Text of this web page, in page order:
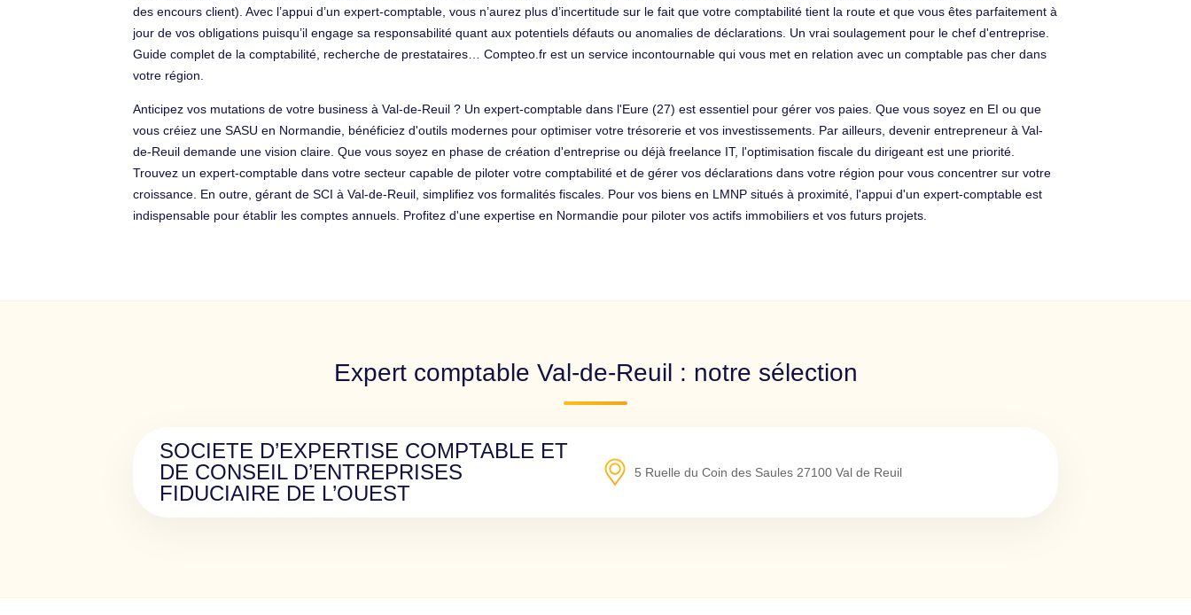
des encours client). Avec l’appui d’un expert-comptable, vous n’aurez plus d’incertitude sur le fait que votre comptabilité tient la route et que vous êtes parfaitement à
jour de vos obligations puisqu’il engage sa responsabilité quant aux potentiels défauts ou anomalies de déclarations. Un vrai soulagement pour le chef d'entreprise.
Guide complet de la comptabilité, recherche de prestataires… Compteo.fr est un service incontournable qui vous met en relation avec un comptable pas cher dans
votre région.
Anticipez vos mutations de votre business à Val-de-Reuil ? Un expert-comptable dans l'Eure (27) est essentiel pour gérer vos paies. Que vous soyez en EI ou que
vous créiez une SASU en Normandie, bénéficiez d'outils modernes pour optimiser votre trésorerie et vos investissements. Par ailleurs, devenir entrepreneur à Val-
de-Reuil demande une vision claire. Que vous soyez en phase de création d'entreprise ou déjà freelance IT, l'optimisation fiscale du dirigeant est une priorité.
Trouvez un expert-comptable dans votre secteur capable de piloter votre comptabilité et de gérer vos déclarations dans votre région pour vous concentrer sur votre
croissance. En outre, gérant de SCI à Val-de-Reuil, simplifiez vos formalités fiscales. Pour vos biens en LMNP situés à proximité, l'appui d'un expert-comptable est
indispensable pour établir les comptes annuels. Profitez d'une expertise en Normandie pour piloter vos actifs immobiliers et vos futurs projets.
Expert comptable Val-de-Reuil : notre sélection
SOCIETE D’EXPERTISE COMPTABLE ET
DE CONSEIL D’ENTREPRISES
FIDUCIAIRE DE L’OUEST
5 Ruelle du Coin des Saules 27100 Val de Reuil